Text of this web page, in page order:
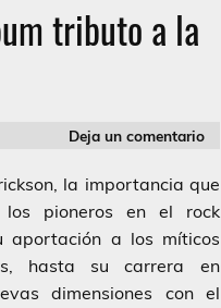
tributo a la
Deja un comentario
la importancia que
pioneros en el rock
aportación a los míticos
hasta su carrera en
dimensiones con el